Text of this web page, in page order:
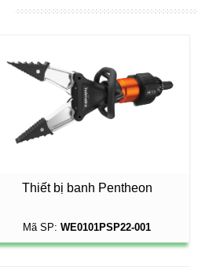
Thiết bị banh Pentheon
Mã SP:WE0101PSP22-001